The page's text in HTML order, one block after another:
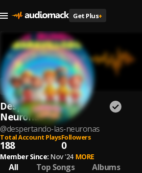
Get Plus+
Despertando Las
Neuronas
@despertando-las-neuronas
Total Account Plays
188
Followers
0
Member Since: Nov '24 MORE
All Top Songs Albums